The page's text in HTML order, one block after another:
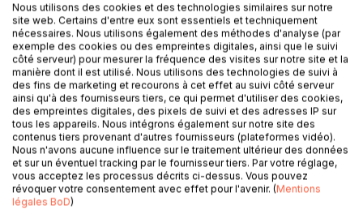
DESCRIPTION
Une collection de 6 volumes raconte les aventures
passionnantes et drôles de petits héros dans l'espace,
mettant ainsi les découvertures scientifiques les plus
récentes à la portée du lecteur, avec un langage aisément
compréhensible. Ce livre veut passionner les lecteurs
jeunes et tous ceux qui le sont restés, en leur présentant
de manière ludique un monde aujourd'hui mis à notre
portée grâce aux progrès scientifiques.
Nous utilisons des cookies et des technologies similaires sur notre
site web. Certains d'entre eux sont essentiels et techniquement
nécessaires. Nous utilisons également des méthodes d'analyse (par
exemple des cookies ou des empreintes digitales, ainsi que le suivi
côté serveur) pour mesurer la fréquence des visites sur notre site et la
manière dont il est utilisé. Nous utilisons des technologies de suivi à
des fins de marketing et recourons à cet effet au suivi côté serveur
ainsi qu'à des fournisseurs tiers, ce qui permet d'utiliser des cookies,
des empreintes digitales, des pixels de suivi et des adresses IP sur
tous les appareils. Nous intégrons également sur notre site des
contenus tiers provenant d'autres fournisseurs (plateformes vidéo).
Nous n'avons aucune influence sur le traitement ultérieur des données
et sur un éventuel tracking par le fournisseur tiers. Par votre réglage,
vous acceptez les processus décrits ci-dessus. Vous pouvez
révoquer votre consentement avec effet pour l'avenir. (Mentions
légales BoD)